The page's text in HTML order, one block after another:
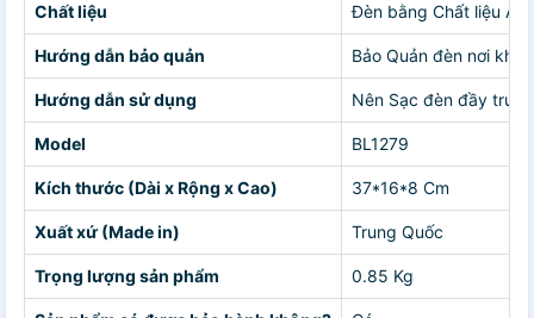
Chất liệu Đèn bằng Chất liệu
Hướng dẫn bảo quản Bảo Quản đèn nơi khô
Hướng dẫn sử dụng Nên Sạc đèn đầy
Model BL1279
Kích thước (Dài x Rộng x Cao) 37*16*8 Cm
Xuất xứ (Made in) Trung Quốc
Trọng lượng sản phẩm 0.85 Kg